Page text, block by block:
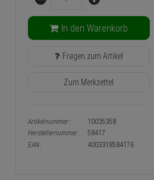
In den Warenkorb
Fragen zum Artikel
Zum Merkzettel
Artikelnummer:
10035358
Herstellernummer:
58417
EAN:
4003318584176